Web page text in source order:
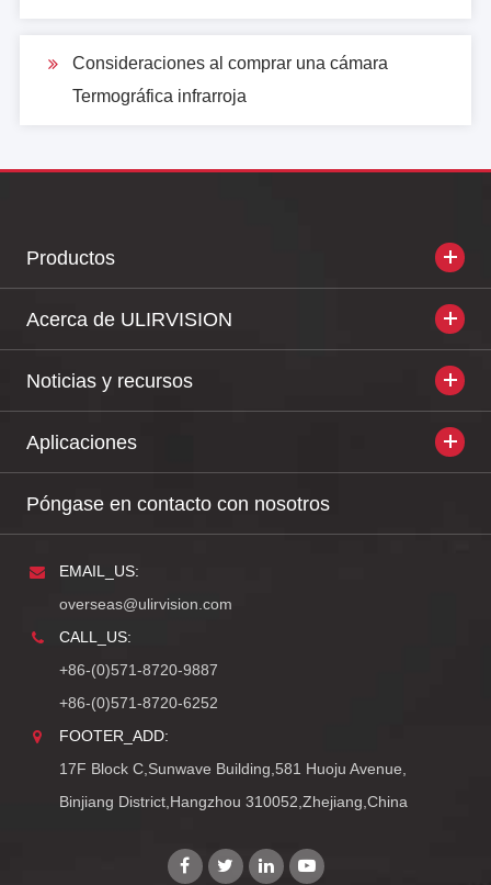
Consideraciones al comprar una cámara
Termográfica infrarroja
Productos
Acerca de ULIRVISION
Noticias y recursos
Aplicaciones
Póngase en contacto con nosotros
EMAIL_US:
overseas@ulirvision.com
CALL_US:
+86-(0)571-8720-9887
+86-(0)571-8720-6252
FOOTER_ADD:
17F Block C,Sunwave Building,581 Huoju Avenue,
Binjiang District,Hangzhou 310052,Zhejiang,China